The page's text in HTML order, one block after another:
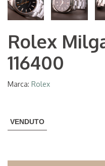
Rolex
116400
Marca: Rolex
VENDUTO